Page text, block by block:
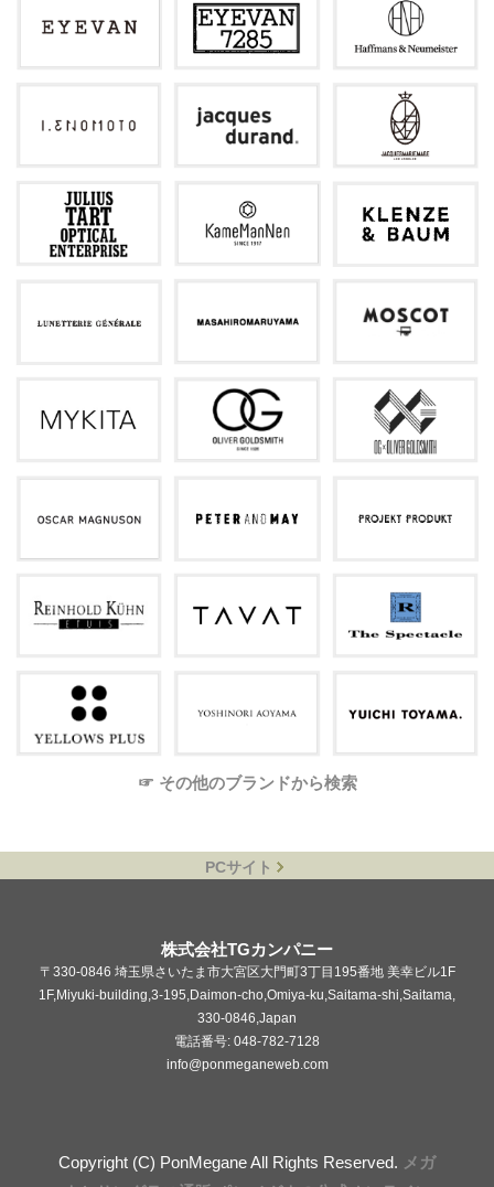
☞ その他のブランドから検索
PCサイト
株式会社TGカンパニー
〒330-0846 埼玉県さいたま市大宮区大門町3丁目195番地 美幸ビル1F
1F,Miyuki-building,3-195,Daimon-cho,Omiya-ku,Saitama-shi,Saitama,
330-0846,Japan
電話番号: 048-782-7128
info@ponmeganeweb.com
Copyright (C) PonMegane All Rights Reserved. メガ